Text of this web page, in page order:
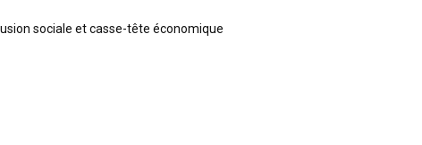
sociale et casse-tête économique